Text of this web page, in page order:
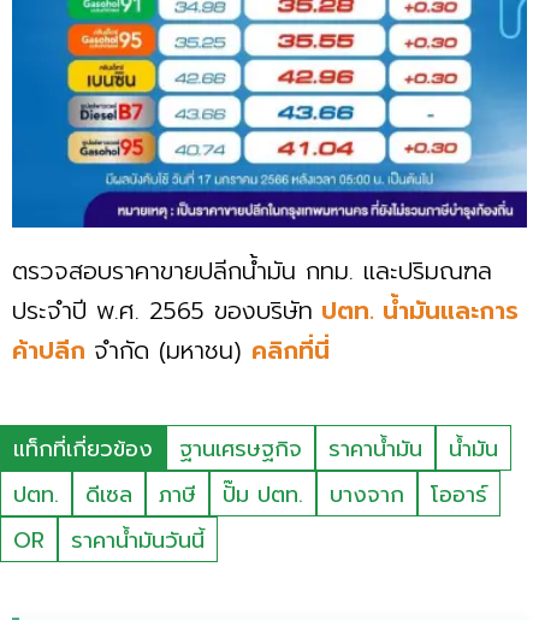
ตรวจสอบราคาขายปลีกน้ำมัน กทม. และปริมณฑล
ประจำปี พ.ศ. 2565 ของบริษัท ปตท. น้ำมันและการ
ค้าปลีก จำกัด (มหาชน) คลิกที่นี่
แท็กที่เกี่ยวข้อง ฐานเศรษฐกิจ ราคาน้ำมัน
น้ำมัน
ปตท.
ดีเซล ภาษี ปั๊ม ปตท. บางจาก
โออาร์
OR
ราคาน้ำมันวันนี้